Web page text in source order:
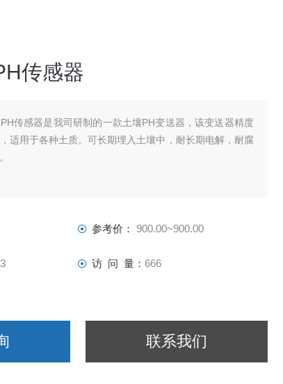
传感器
传感器是我司研制的一款土壤PH变送器，该变送器精度
适用于各种土质。可长期埋入土壤中，耐长期电解，耐腐
参考价： 900.00~900.00
访 问 量： 666
联系我们